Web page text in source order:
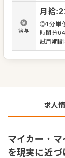
心と安
味しい水
の衛生
や使用
基準が現
要な役割です。 【確かな実績を
成など
PCでの
められ
す。
給与
月給:
◎1分単
時間分
試用期
求人
マイカー・
を現実に近